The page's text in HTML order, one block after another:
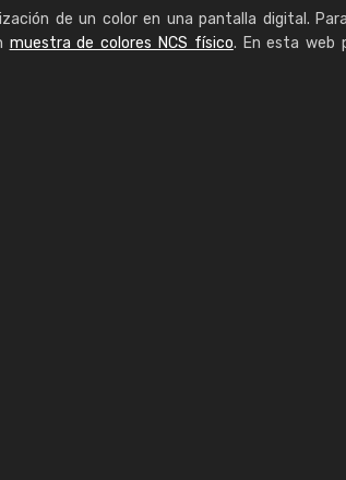
de un color en una pantalla digital.
muestra de colores NCS físico. En esta web